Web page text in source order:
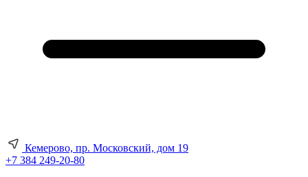
Кемерово, пр. Московский, дом 19
+7 384 249-20-80